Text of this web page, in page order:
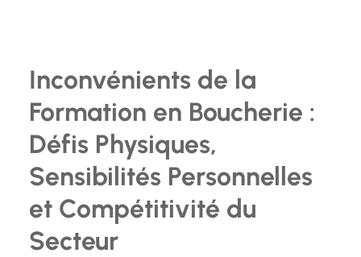
Inconvénients de la
Formation en Boucherie :
Défis Physiques,
Sensibilités Personnelles
et Compétitivité du
Secteur